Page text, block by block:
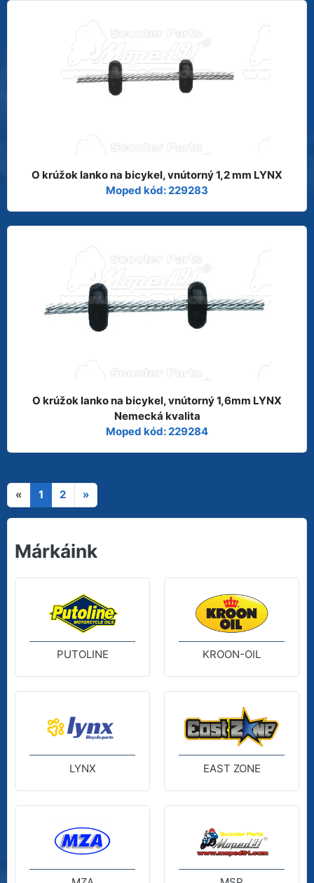
O krúžok lanko na bicykel, vnútorný 1,2 mm LYNX
Moped kód: 229283
O krúžok lanko na bicykel, vnútorný 1,6mm LYNX
Nemecká kvalita
Moped kód: 229284
« 1 2 »
Márkáink
PUTOLINE KROON-OIL
LYNX EAST ZONE